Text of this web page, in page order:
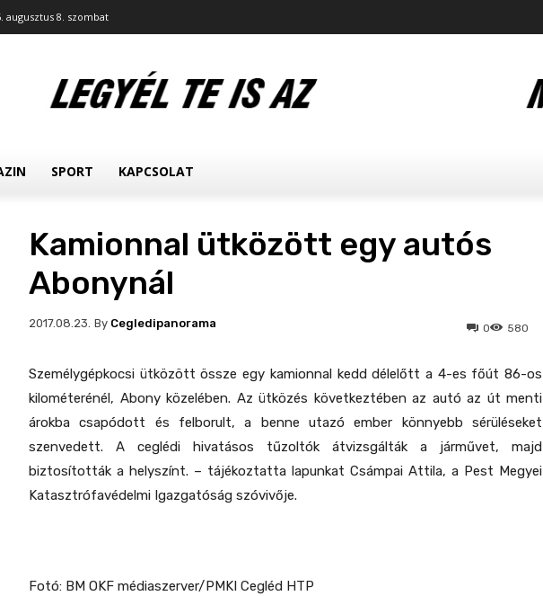
augusztus 8. szombat
SPORT KAPCSOLAT
Kamionnal ütközött egy autós
Abonynál
2017.08.23. 580
0
By Cegledipanorama
Személygépkocsi ütközött össze egy kamionnal kedd délelőtt a 4-es főút 86-os
kilométerénél, Abony közelében. Az ütközés következtében az autó az út menti
árokba csapódott és felborult, a benne utazó ember könnyebb sérüléseket
szenvedett. A ceglédi hivatásos tűzoltók átvizsgálták a járművet, majd
biztosították a helyszínt. – tájékoztatta lapunkat Csámpai Attila, a Pest Megyei
Katasztrófavédelmi Igazgatóság szóvivője.
Fotó: BM OKF médiaszerver/PMKI Cegléd HTP